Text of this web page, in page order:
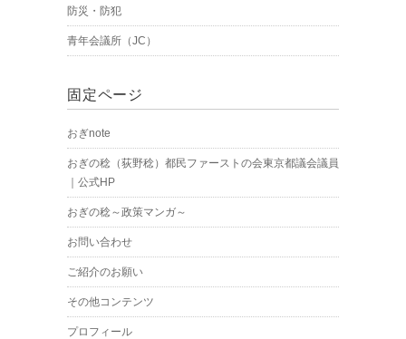
防災・防犯
青年会議所（JC）
固定ページ
おぎnote
おぎの稔（荻野稔）都民ファーストの会東京都議会議員
｜公式HP
おぎの稔～政策マンガ～
お問い合わせ
ご紹介のお願い
その他コンテンツ
プロフィール